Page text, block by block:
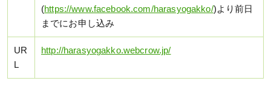
(https://www.facebook.com/harasyogakko/)より前日
までにお申し込み
UR
L
http://harasyogakko.webcrow.jp/